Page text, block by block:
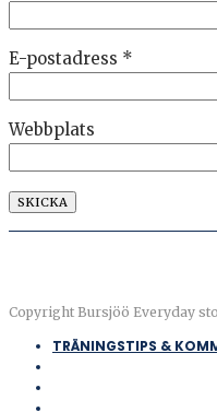
E-postadress *
Webbplats
Copyright Bursjöö Everyday
TRÄNINGSTIPS &